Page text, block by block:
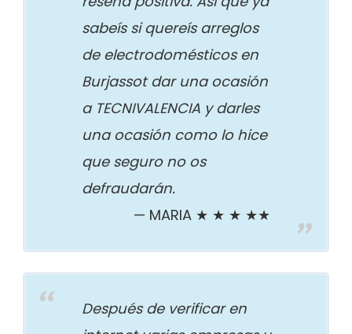
sabeís si quereís arreglos
de electrodomésticos en
Burjassot dar una ocasión
a TECNIVALENCIA y darles
una ocasión como lo hice
que seguro no os
defraudarán.
MARIA ★ ★ ★ ★★
Después de verificar en